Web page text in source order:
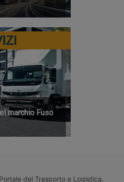
marchio Fuso
del Trasporto e Logistica.